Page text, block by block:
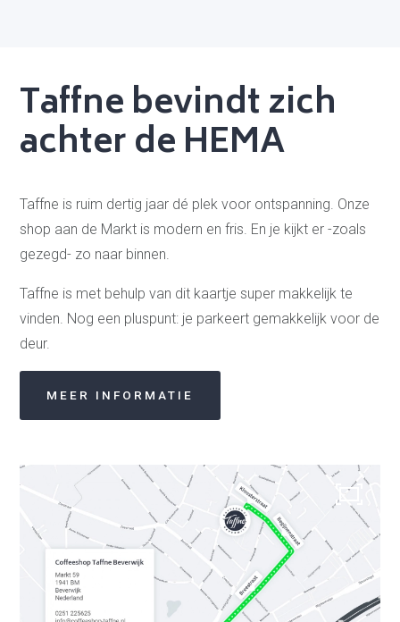
Taffne bevindt zich
achter de HEMA
Taffne is ruim dertig jaar dé plek voor ontspanning. Onze
shop aan de Markt is modern en fris. En je kijkt er -zoals
gezegd- zo naar binnen.
Taffne is met behulp van dit kaartje super makkelijk te
vinden. Nog een pluspunt: je parkeert gemakkelijk voor de
deur.
MEER INFORMATIE